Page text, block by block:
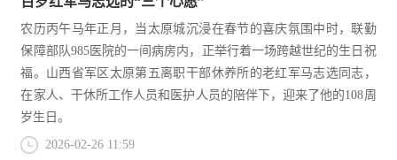
空
智
库
国
雄
农历丙午马年正月，当太原城沉浸在春节的喜庆氛围中时，联勤
保障部队985医院的一间病房内，正举行着一场跨越世纪的生日祝
福。山西省军区太原第五离职干部休养所的老红军马志选同志，
在家人、干休所工作人员和医护人员的陪伴下，迎来了他的108周
岁生日。
2026-02-26 11:59